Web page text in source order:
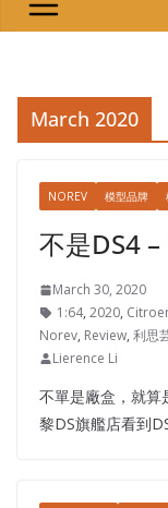
March 2020
NOREV 模型品牌
不是DS4
March 30, 2020
1:64, 2020,
Norev, Review, 利思
Lierence Li
不單是廠盒，就
黎DS旗艦店看到